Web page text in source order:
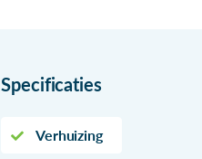
Specificaties
Verhuizing